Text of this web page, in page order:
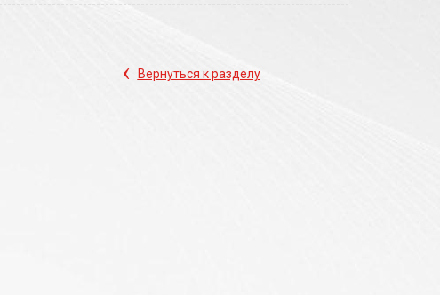
‹ Вернуться к разделу